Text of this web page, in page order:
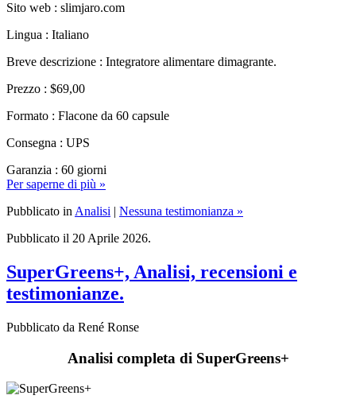
Lingua : Italiano
Breve descrizione : Integratore alimentare dimagrante.
Prezzo : $69,00
Formato : Flacone da 60 capsule
Consegna : UPS
Garanzia : 60 giorni
Pubblicato inAnalisi
Pubblicato il 20 Aprile 2026.
SuperGreens+, Analisi, recensioni e
testimonianze.
Pubblicato da René Ronse
Analisi completa di SuperGreens+
Nome del prodotto :